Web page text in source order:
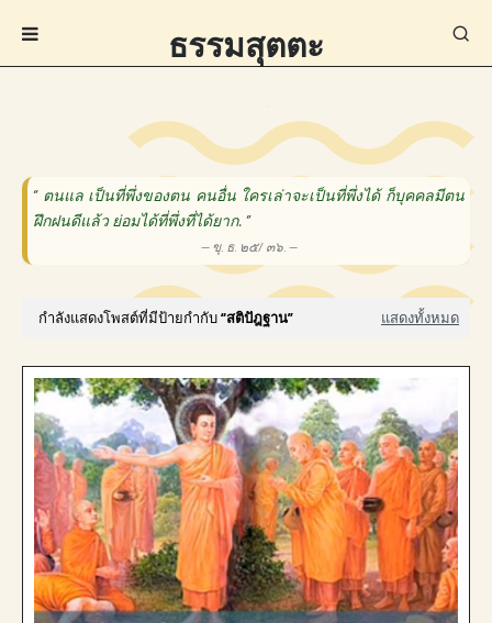
ธรรมสุตตะ
“ ตนแล เป็นที่พึ่งของตน คนอื่น ใครเล่าจะเป็นที่พึ่งได้ ก็บุคคลมีตน
ฝึกฝนดีแล้ว ย่อมได้ที่พึ่งที่ได้ยาก. ”
— ขุ. ธ. ๒๕/ ๓๖. —
กำลังแสดงโพสต์ที่มีป้ายกำกับ สติปัฎฐาน แสดงทั้งหมด